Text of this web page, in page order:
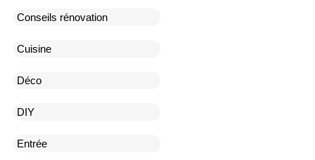
Conseils rénovation
Cuisine
Déco
DIY
Entrée